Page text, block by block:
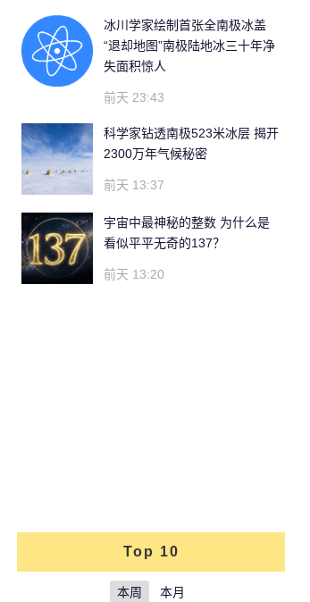
冰川学家绘制首张全南极冰盖
“退却地图”南极陆地冰三十年净
失面积惊人
前天 23:43
科学家钻透南极523米冰层 揭开
2300万年气候秘密
前天 13:37
宇宙中最神秘的整数 为什么是
看似平平无奇的137？
前天 13:20
Top 10
本周 本月